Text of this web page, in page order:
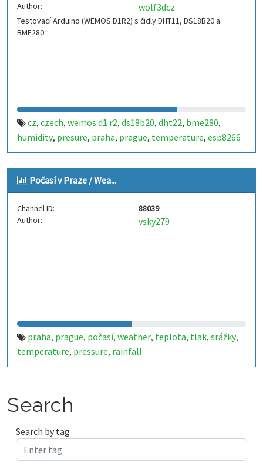
Author:
wolf3dcz
Testovací Arduino (WEMOS D1R2) s čidly DHT11, DS18B20 a
BME280
cz, czech, wemos d1 r2, ds18b20, dht22, bme280,
humidity, presure, praha, prague, temperature, esp8266
Počasí v Praze / Wea...
Channel ID:
88039
Author:
vsky279
praha, prague, počasí, weather, teplota, tlak, srážky,
temperature, pressure, rainfall
Search
Search by tag